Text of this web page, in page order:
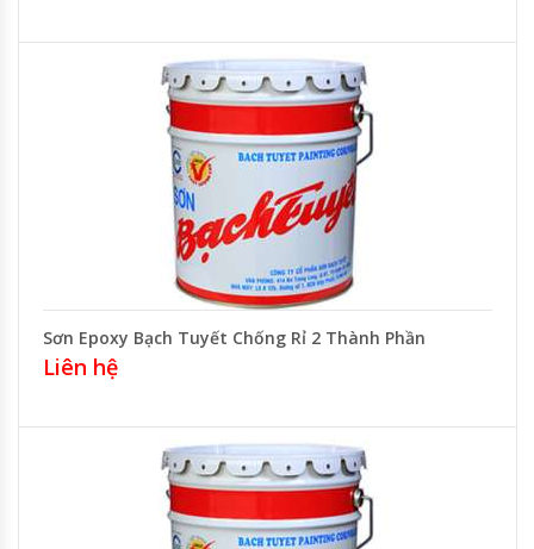
Sơn Epoxy Bạch Tuyết Chống Rỉ 2 Thành Phần
Liên hệ